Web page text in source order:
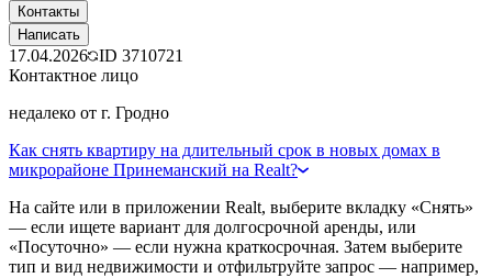
Контакты
Написать
17.04.2026 ID 3710721
Контактное лицо
недалеко от г. Гродно
Как снять квартиру на длительный срок в новых домах в
микрорайоне Принеманский на Realt?
На сайте или в приложении Realt, выберите вкладку «Снять»
— если ищете вариант для долгосрочной аренды, или
«Посуточно» — если нужна краткосрочная. Затем выберите
тип и вид недвижимости и отфильтруйте запрос — например,